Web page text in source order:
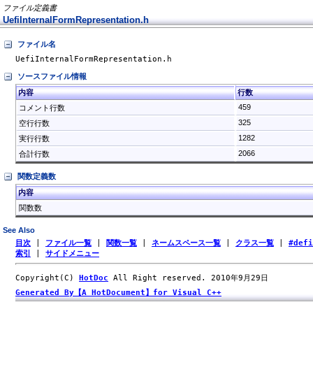
ファイル定義書
UefiInternalFormRepresentation.h
ファイル名
UefiInternalFormRepresentation.h
ソースファイル情報
内容
行数
コメント行数
459
空行行数
325
実行行数
1282
合計行数
2066
関数定義数
内容
関数数
See Also
目次 ファイル一覧 関数一覧 ネームスペース一覧 クラス一覧
索引
サイドメニュー
Copyright(C) HotDoc All Right reserved. 2010年9月29日
Generated By【A HotDocument】for Visual C++